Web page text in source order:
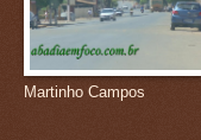
Martinho Campos